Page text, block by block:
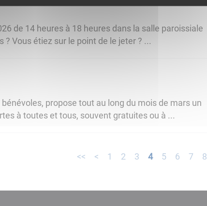
de 14 heures à 18 heures dans la salle paroissiale
Vous étiez sur le point de le jeter ? ...
propose tout au long du mois de mars un
à toutes et tous, souvent gratuites ou à ...
<< < 1 2 3 4 5 6 7 8